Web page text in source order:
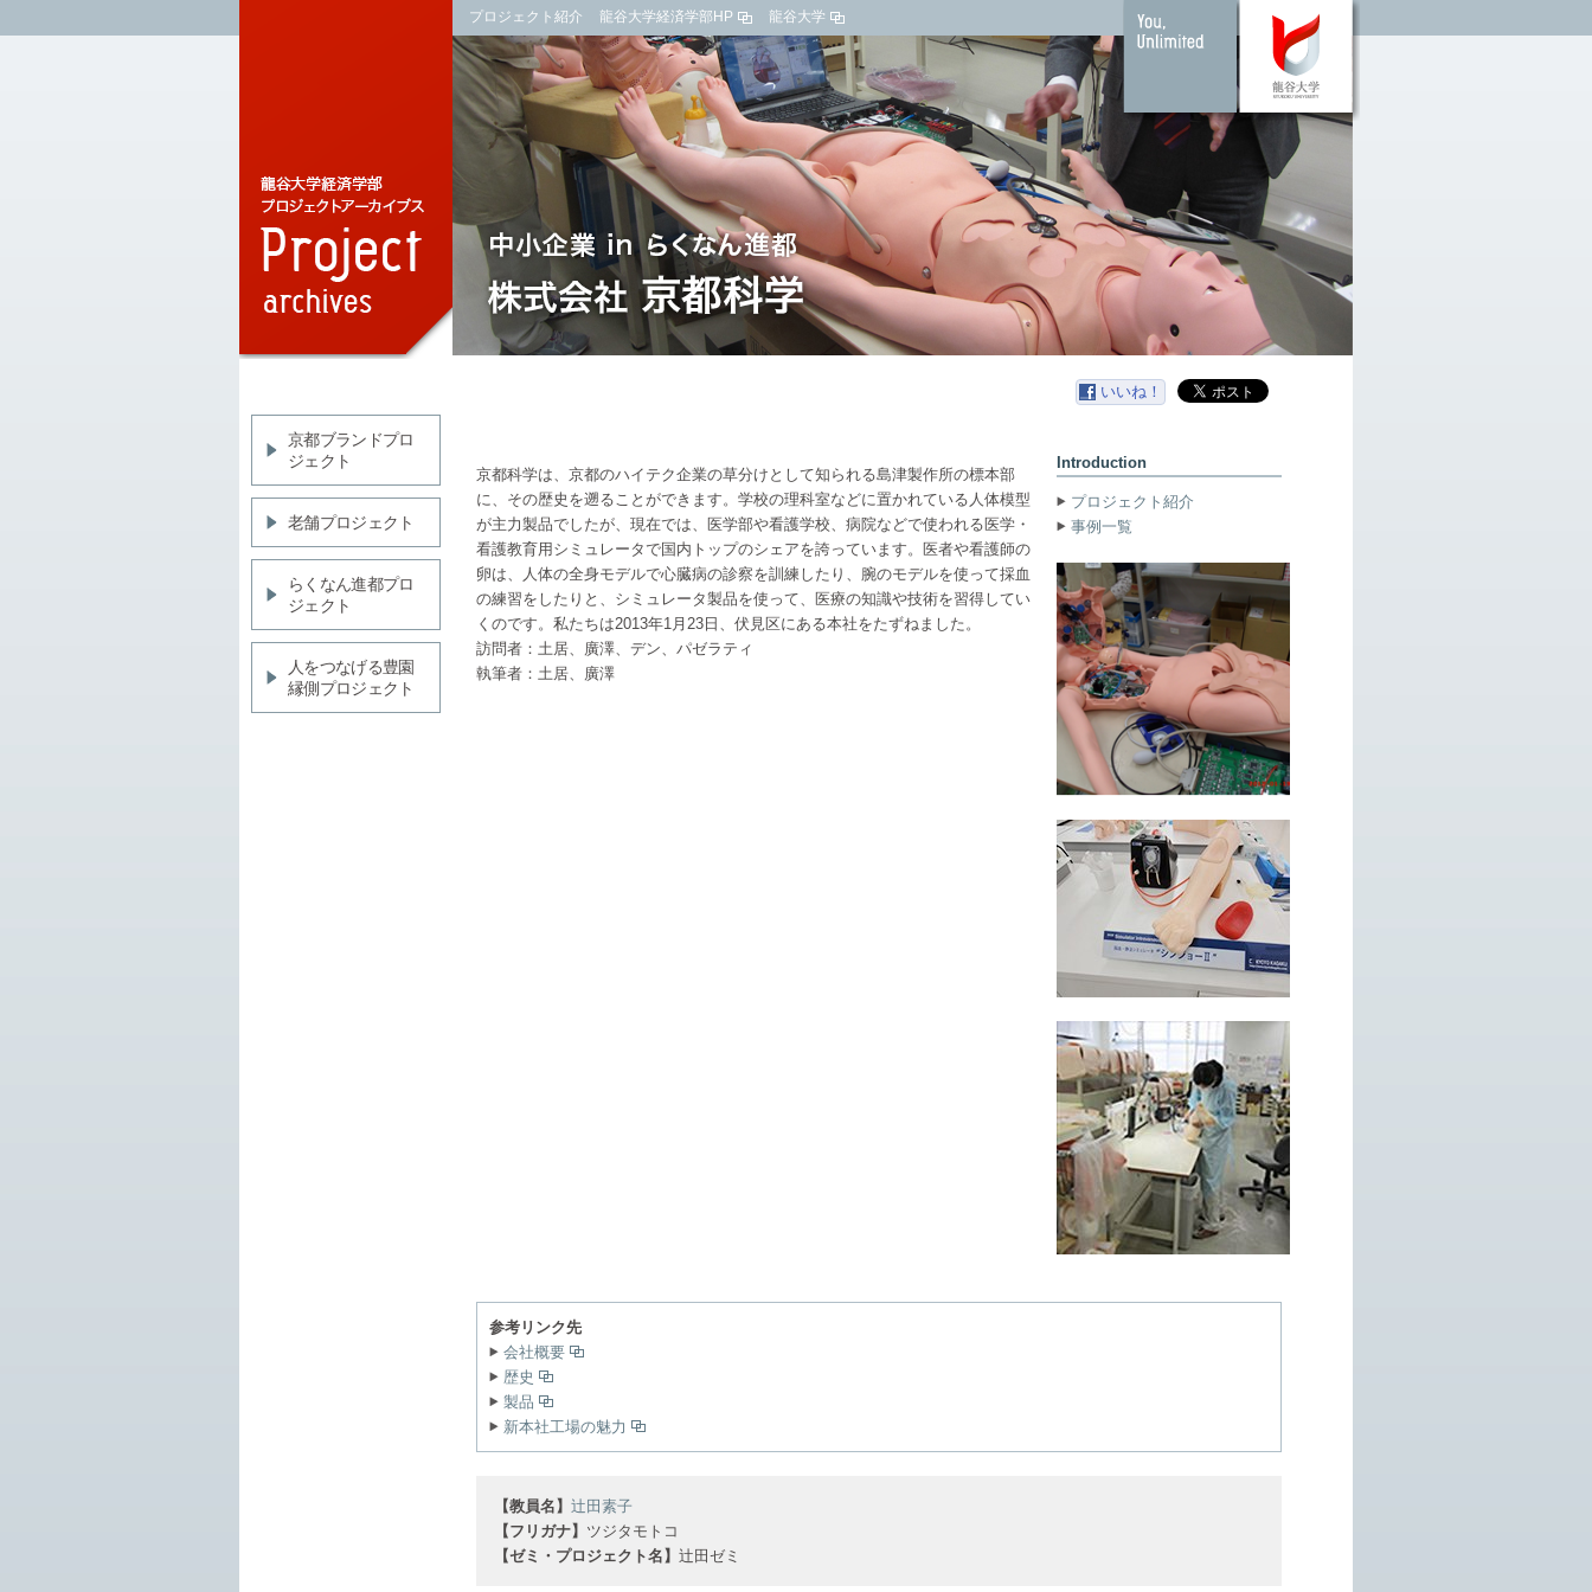
プロジェクト紹介 龍谷大学経済学部HP 龍谷大学
京都ブランドプロ
ジェクト
老舗プロジェクト
らくなん進都プロ
ジェクト
人をつなげる豊園
縁側プロジェクト
いいね！
京都科学は、京都のハイテク企業の草分けとして知られる島津製作所の標本部
に、その歴史を遡ることができます。学校の理科室などに置かれている人体模型
が主力製品でしたが、現在では、医学部や看護学校、病院などで使われる医学・
看護教育用シミュレータで国内トップのシェアを誇っています。医者や看護師の
卵は、人体の全身モデルで心臓病の診察を訓練したり、腕のモデルを使って採血
の練習をしたりと、シミュレータ製品を使って、医療の知識や技術を習得してい
くのです。私たちは2013年1月23日、伏見区にある本社をたずねました。
訪問者：土居、廣澤、デン、パゼラティ
執筆者：土居、廣澤
Introduction
プロジェクト紹介
事例一覧
参考リンク先
会社概要
歴史
製品
新本社工場の魅力
【教員名】 辻田素子
【フリガナ】 ツジタモトコ
【ゼミ・プロジェクト名】 辻田ゼミ